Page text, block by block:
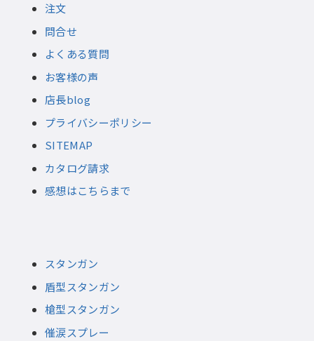
注文
問合せ
よくある質問
お客様の声
店長blog
プライバシーポリシー
SITEMAP
カタログ請求
感想はこちらまで
スタンガン
盾型スタンガン
槍型スタンガン
催涙スプレー